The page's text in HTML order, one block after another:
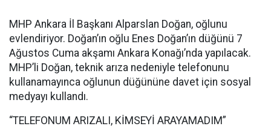
MHP Ankara İl Başkanı Alparslan Doğan, oğlunu
evlendiriyor. Doğan’ın oğlu Enes Doğan’ın düğünü 7
Ağustos Cuma akşamı Ankara Konağı’nda yapılacak.
MHP’li Doğan, teknik arıza nedeniyle telefonunu
kullanamayınca oğlunun düğününe davet için sosyal
medyayı kullandı.
“TELEFONUM ARIZALI, KİMSEYİ ARAYAMADIM”